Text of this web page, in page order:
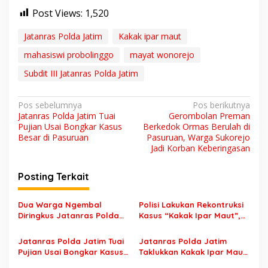
Post Views: 1,520
Jatanras Polda Jatim
Kakak ipar maut
mahasiswi probolinggo
mayat wonorejo
Subdit III Jatanras Polda Jatim
N
a
v
g
a
s
p
o
Pos sebelumnya
Jatanras Polda Jatim Tuai
Pujian Usai Bongkar Kasus
Besar di Pasuruan
Pos berikutnya
Gerombolan Preman
Berkedok Ormas Berulah di
Pasuruan, Warga Sukorejo
Jadi Korban Keberingasan
Posting Terkait
Dua Warga Ngembal
Diringkus Jatanras Polda
Alam
Polisi Lakukan Rekontruksi
Kasus “Kakak Ipar Maut”,
Dibuang di Pasuruan
Jatanras Polda Jatim Tuai
Pujian Usai Bongkar Kasus
Jatanras Polda Jatim
Taklukkan Kakak Ipar Maut